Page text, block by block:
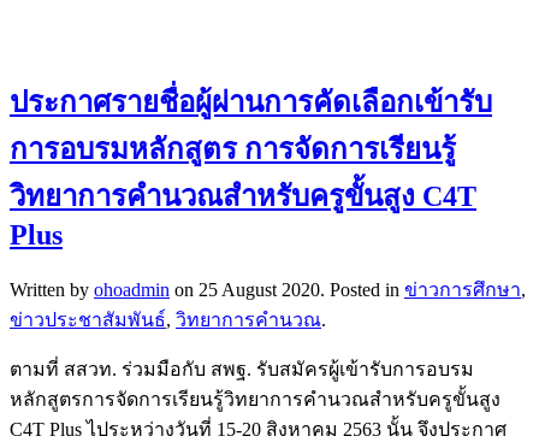
ประกาศรายชื่อผู้ผ่านการคัดเลือกเข้ารับ
การอบรมหลักสูตร การจัดการเรียนรู้
วิทยาการคำนวณสำหรับครูขั้นสูง C4T
Plus
Written by ohoadmin on 25 August 2020. Posted in ข่าวการศึกษา,
ข่าวประชาสัมพันธ์, วิทยาการคำนวณ.
ตามที่ สสวท. ร่วมมือกับ สพฐ. รับสมัครผู้เข้ารับการอบรม
หลักสูตรการจัดการเรียนรู้วิทยาการคำนวณสำหรับครูขั้นสูง
C4T Plus ไประหว่างวันที่ 15-20 สิงหาคม 2563 นั้น จึงประกาศ